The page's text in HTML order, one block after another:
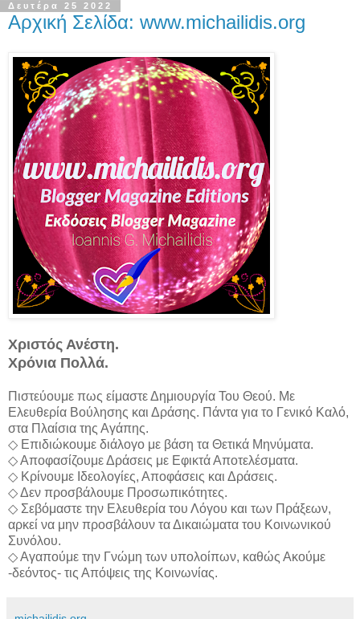
Δευτέρα 25 2022
Αρχική Σελίδα: www.michailidis.org
Χριστός Ανέστη.
Χρόνια Πολλά.
Πιστεύουμε πως είμαστε Δημιουργία Του Θεού. Με
Ελευθερία Βούλησης και Δράσης. Πάντα για το Γενικό Καλό,
στα Πλαίσια της Αγάπης.
◇ Επιδιώκουμε διάλογο με βάση τα Θετικά Μηνύματα.
◇ Αποφασίζουμε Δράσεις με Εφικτά Αποτελέσματα.
◇ Κρίνουμε Ιδεολογίες, Αποφάσεις και Δράσεις.
◇ Δεν προσβάλουμε Προσωπικότητες.
◇ Σεβόμαστε την Ελευθερία του Λόγου και των Πράξεων,
αρκεί να μην προσβάλουν τα Δικαιώματα του Κοινωνικού
Συνόλου.
◇ Αγαπούμε την Γνώμη των υπολοίπων, καθώς Ακούμε
-δεόντος- τις Απόψεις της Κοινωνίας.